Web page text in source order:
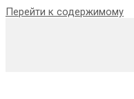
Перейти к содержимому